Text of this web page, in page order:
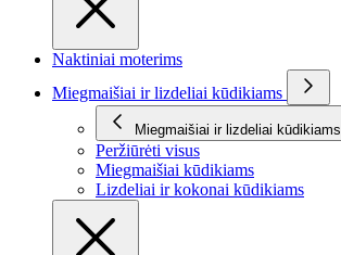
Naktiniai moterims
Miegmaišiai ir lizdeliai kūdikiams
Miegmaišiai ir lizdeliai kūdikiams
Peržiūrėti visus
Miegmaišiai kūdikiams
Lizdeliai ir kokonai kūdikiams